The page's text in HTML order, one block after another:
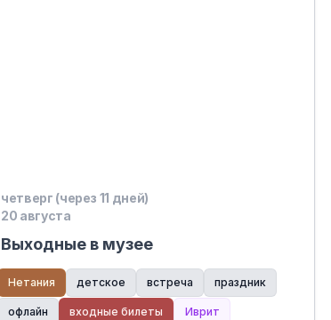
четверг (через 11 дней)
20 августа
Выходные в музее
Нетания детское встреча праздник
офлайн входные билеты Иврит